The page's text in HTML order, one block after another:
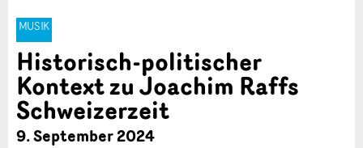
MUSIK
Historisch-politischer
Kontext zu Joachim Raffs
Schweizerzeit
9. September 2024